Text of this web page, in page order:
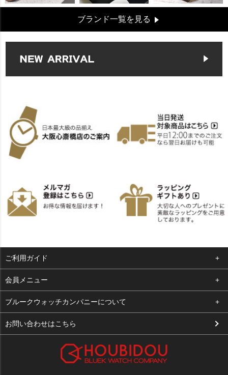
ブランド一覧を見る
ご利用ガイド
よくある質問
支払い・送料
お客様の声
会員メニュー
ログイン
お気に入り
ブルークウォッチカンパニーについて
会社概要
お問い合わせはこちら